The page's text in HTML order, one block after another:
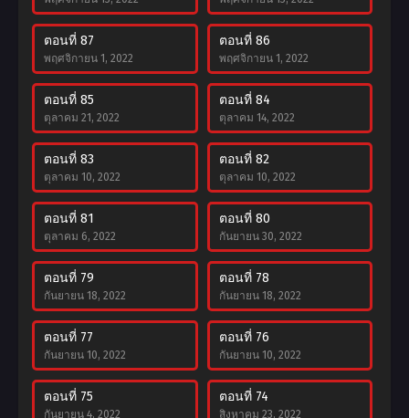
ตอนที่ 87
พฤศจิกายน 1, 2022
ตอนที่ 86
พฤศจิกายน 1, 2022
ตอนที่ 85
ตุลาคม 21, 2022
ตอนที่ 84
ตุลาคม 14, 2022
ตอนที่ 83
ตุลาคม 10, 2022
ตอนที่ 82
ตุลาคม 10, 2022
ตอนที่ 81
ตุลาคม 6, 2022
ตอนที่ 80
กันยายน 30, 2022
ตอนที่ 79
กันยายน 18, 2022
ตอนที่ 78
กันยายน 18, 2022
ตอนที่ 77
กันยายน 10, 2022
ตอนที่ 76
กันยายน 10, 2022
ตอนที่ 75
กันยายน 4, 2022
ตอนที่ 74
สิงหาคม 23, 2022